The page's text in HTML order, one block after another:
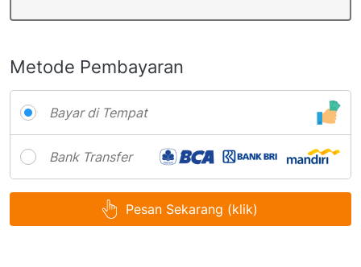
Metode Pembayaran
Bayar di Tempat
Bank Transfer
` Pesan Sekarang (klik)